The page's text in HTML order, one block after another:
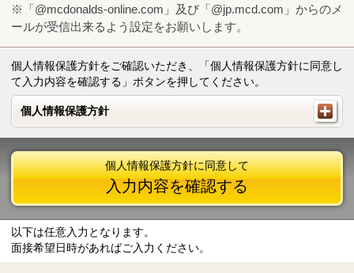
※「@mcdonalds-online.com」及び「@jp.mcd.com」からのメ
ールが受信出来るよう設定をお願いします。
個人情報保護方針をご確認いただき、「個人情報保護方針に同意し
て入力内容を確認する」ボタンを押してください。
個人情報保護方針
個人情報保護方針
個人情報保護方針に同意して
入力内容を確認する
以下は任意入力となります。
面接希望日時があればご入力ください。